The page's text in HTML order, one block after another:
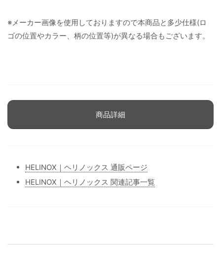
※メーカー画像を使用しておりますので本商品と多少仕様(ロ
ゴの位置やカラー、柄の位置等)が異なる場合もございます。
商品詳細
HELINOX｜ヘリノックス 通販ページ
HELINOX｜ヘリノックス 関連記事一覧